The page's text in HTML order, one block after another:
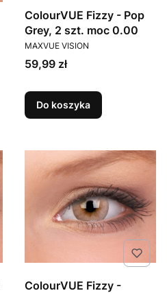
ColourVUE Fizzy - Pop
Grey, 2 szt. moc 0.00
PRODUCENT
MAXVUE VISION
Cena
59,99 zł
Do koszyka
ColourVUE Fizzy -